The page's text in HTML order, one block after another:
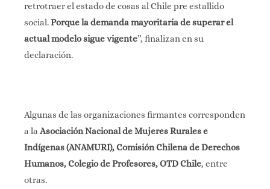
retrotraer el estado de cosas al Chile pre estallido
social.Porque la demanda mayoritaria de superar el
actual modelo sigue vigente”, finalizan en su
declaración.
Algunas de las organizaciones firmantes corresponden
a la Asociación Nacional de Mujeres Rurales e
Indígenas (ANAMURI), Comisión Chilena de Derechos
Humanos, Colegio de Profesores, OTD Chile, entre
otras.